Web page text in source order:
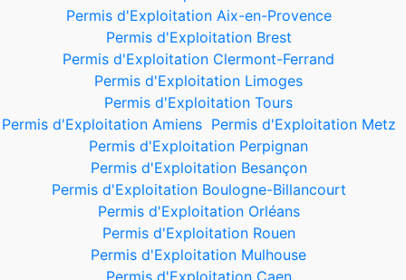
Permis d'Exploitation Aix-en-Provence
Permis d'Exploitation Brest
Permis d'Exploitation Clermont-Ferrand
Permis d'Exploitation Limoges
Permis d'Exploitation Tours
Permis d'Exploitation Amiens Permis d'Exploitation Metz
Permis d'Exploitation Perpignan
Permis d'Exploitation Besançon
Permis d'Exploitation Boulogne-Billancourt
Permis d'Exploitation Orléans
Permis d'Exploitation Rouen
Permis d'Exploitation Mulhouse
Permis d'Exploitation Caen